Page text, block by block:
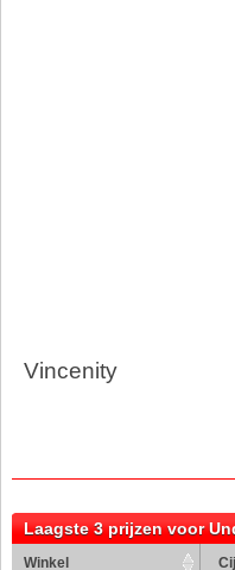
Vincenity
Laagste 3 prijzen voor
Winkel